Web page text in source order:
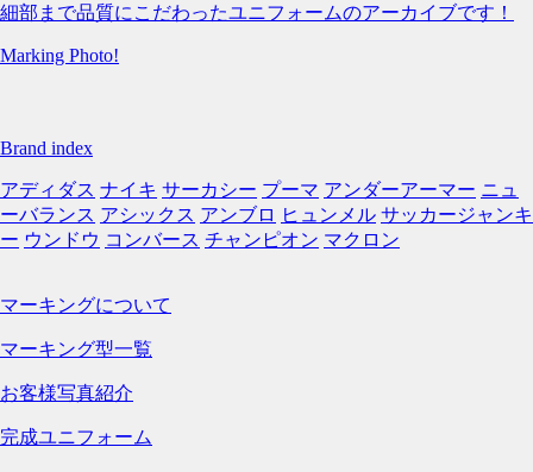
細部まで品質にこだわったユニフォームのアーカイブです！
Marking Photo!
Brand index
アディダス ナイキ サーカシー プーマ アンダーアーマー ニュ
ーバランス アシックス アンブロ ヒュンメル サッカージャンキ
ー ウンドウ コンバース チャンピオン マクロン
マーキングについて
マーキング型一覧
お客様写真紹介
完成ユニフォーム